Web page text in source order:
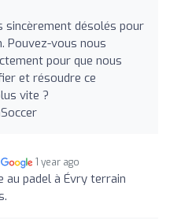
sincèrement désolés pour
Pouvez-vous nous
pour que nous
et résoudre ce
vite ?
1 year ago
au padel à Évry terrain